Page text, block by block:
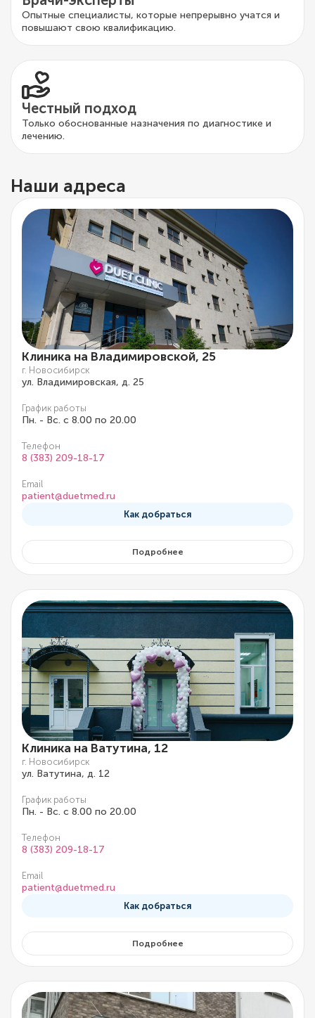
Опытные специалисты, которые непрерывно учатся и
повышают свою квалификацию.
Честный подход
Только обоснованные назначения по диагностике и
лечению.
Наши адреса
Клиника на Владимировской, 25
г. Новосибирск
ул. Владимировская, д. 25
График работы
Пн. - Вс. с 8.00 по 20.00
Телефон
8 (383) 209-18-17
Email
patient@duetmed.ru
Как добраться
Подробнее
Клиника на Ватутина, 12
г. Новосибирск
ул. Ватутина, д. 12
График работы
Пн. - Вс. с 8.00 по 20.00
Телефон
8 (383) 209-18-17
Email
patient@duetmed.ru
Как добраться
Подробнее